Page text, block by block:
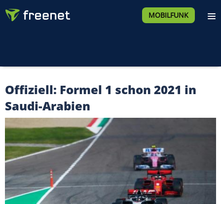
MOBILFUNK
Offiziell: Formel 1 schon 2021 in
Saudi-Arabien